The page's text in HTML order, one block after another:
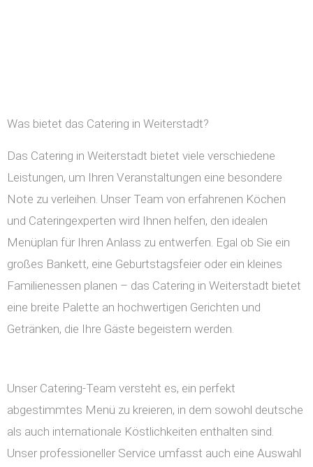
Was bietet das Catering in Weiterstadt?
Das Catering in Weiterstadt bietet viele verschiedene
Leistungen, um Ihren Veranstaltungen eine besondere
Note zu verleihen. Unser Team von erfahrenen Köchen
und Cateringexperten wird Ihnen helfen, den idealen
Menüplan für Ihren Anlass zu entwerfen. Egal ob Sie ein
großes Bankett, eine Geburtstagsfeier oder ein kleines
Familienessen planen – das Catering in Weiterstadt bietet
eine breite Palette an hochwertigen Gerichten und
Getränken, die Ihre Gäste begeistern werden.
Unser Catering-Team versteht es, ein perfekt
abgestimmtes Menü zu kreieren, in dem sowohl deutsche
als auch internationale Köstlichkeiten enthalten sind.
Unser professioneller Service umfasst auch eine Auswahl